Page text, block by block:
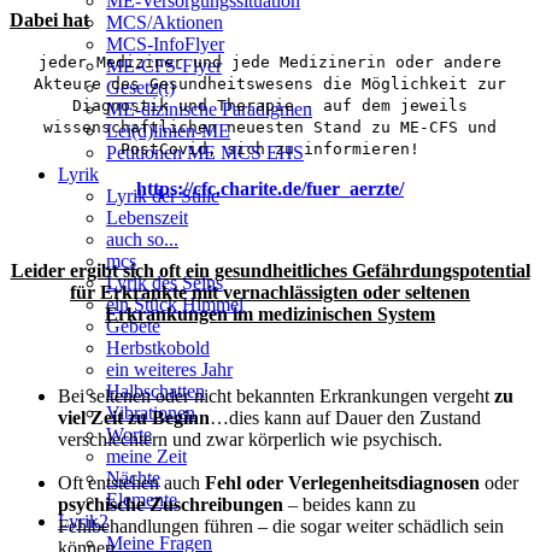
MCS/Aktionen
MCS-InfoFlyer
ME-CFS-Flyer
Gesetz(t)
ME-dizinische Paradigmen
Lei(d)linien-ME
Petitionen ME MCS EHS
Lyrik
Lyrik der Stille
Lebenszeit
auch so...
mcs
Lyrik des Seins
ein Stück Himmel
Gebete
Herbstkobold
ein weiteres Jahr
Halbschatten
Vibrationen
Worte
meine Zeit
Nächte
Elemente
Lyrik2
Meine Fragen
Dabei hat
jeder Mediziner und jede Medizinerin oder andere
Akteure des Gesundheitswesens die Möglichkeit zur
Diagnostik und Therapie - auf dem jeweils
wissenschaftlichen neuesten Stand zu ME-CFS und
PostCovid, sich zu informieren!
https://cfc.charite.de/fuer_aerzte/
Leider ergibt sich oft ein gesundheitliches Gefährdungspotential
für Erkrankte mit vernachlässigten oder seltenen
Erkrankungen im medizinischen System
Bei seltenen oder nicht bekannten Erkrankungen vergeht zu
viel Zeit zu Beginn…dies kann auf Dauer den Zustand
verschlechtern und zwar körperlich wie psychisch.
Oft entstehen auch Fehl oder Verlegenheitsdiagnosen oder
psychische Zuschreibungen – beides kann zu
Fehlbehandlungen führen – die sogar weiter schädlich sein
können.